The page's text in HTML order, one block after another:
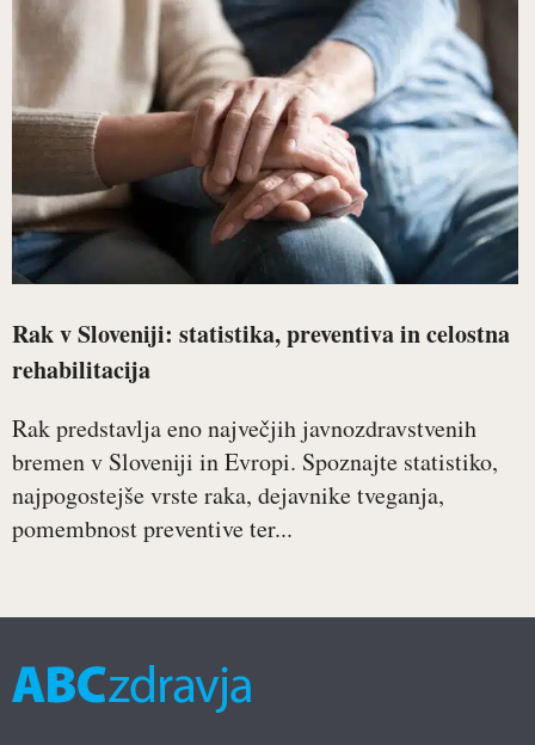
Rak v Sloveniji: statistika, preventiva in celostna
rehabilitacija
Rak predstavlja eno največjih javnozdravstvenih
bremen v Sloveniji in Evropi. Spoznajte statistiko,
najpogostejše vrste raka, dejavnike tveganja,
pomembnost preventive ter...